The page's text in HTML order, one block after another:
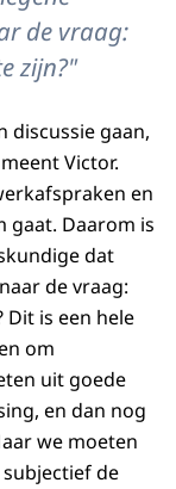
de vraag:
zijn?"
discussie gaan,
Victor.
en
gaat. Daarom is
dat
de vraag:
is een hele
om
uit goede
en dan nog
we moeten
de